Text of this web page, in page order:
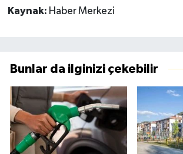
Kaynak: Haber Merkezi
Bunlar da ilginizi çekebilir